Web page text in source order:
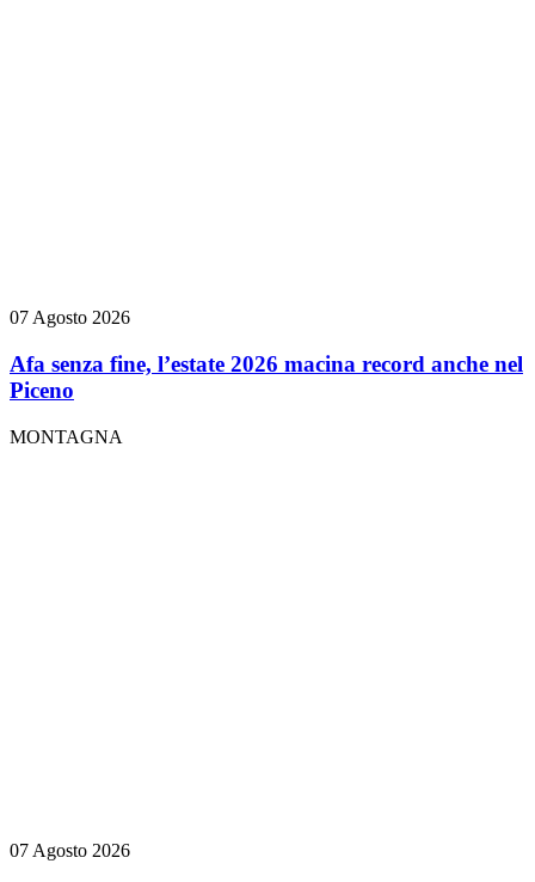
07 Agosto 2026
Afa senza fine, l’estate 2026 macina record anche nel
Piceno
MONTAGNA
07 Agosto 2026